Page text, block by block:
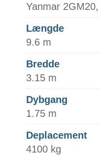
Yanmar
Længde
9.6 m
Bredde
3.15 m
Dybgang
1.75 m
Deplacement
4100 kg